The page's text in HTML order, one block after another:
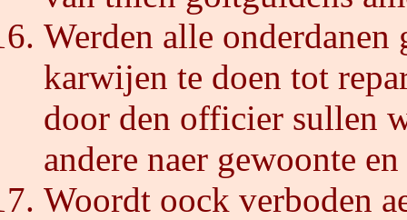
Werden alle onderdanen
karwijen te doen tot
door den officier sullen
andere naer gewoonte
Woordt oock verboden